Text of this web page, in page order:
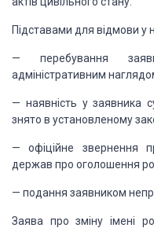
Підставами для відмови у
— перебування
адміністративним
— наявність у заявника
знято в установленому
— офіційне звернення
держав про оголошення
— подання заявником
Заява про зміну імені